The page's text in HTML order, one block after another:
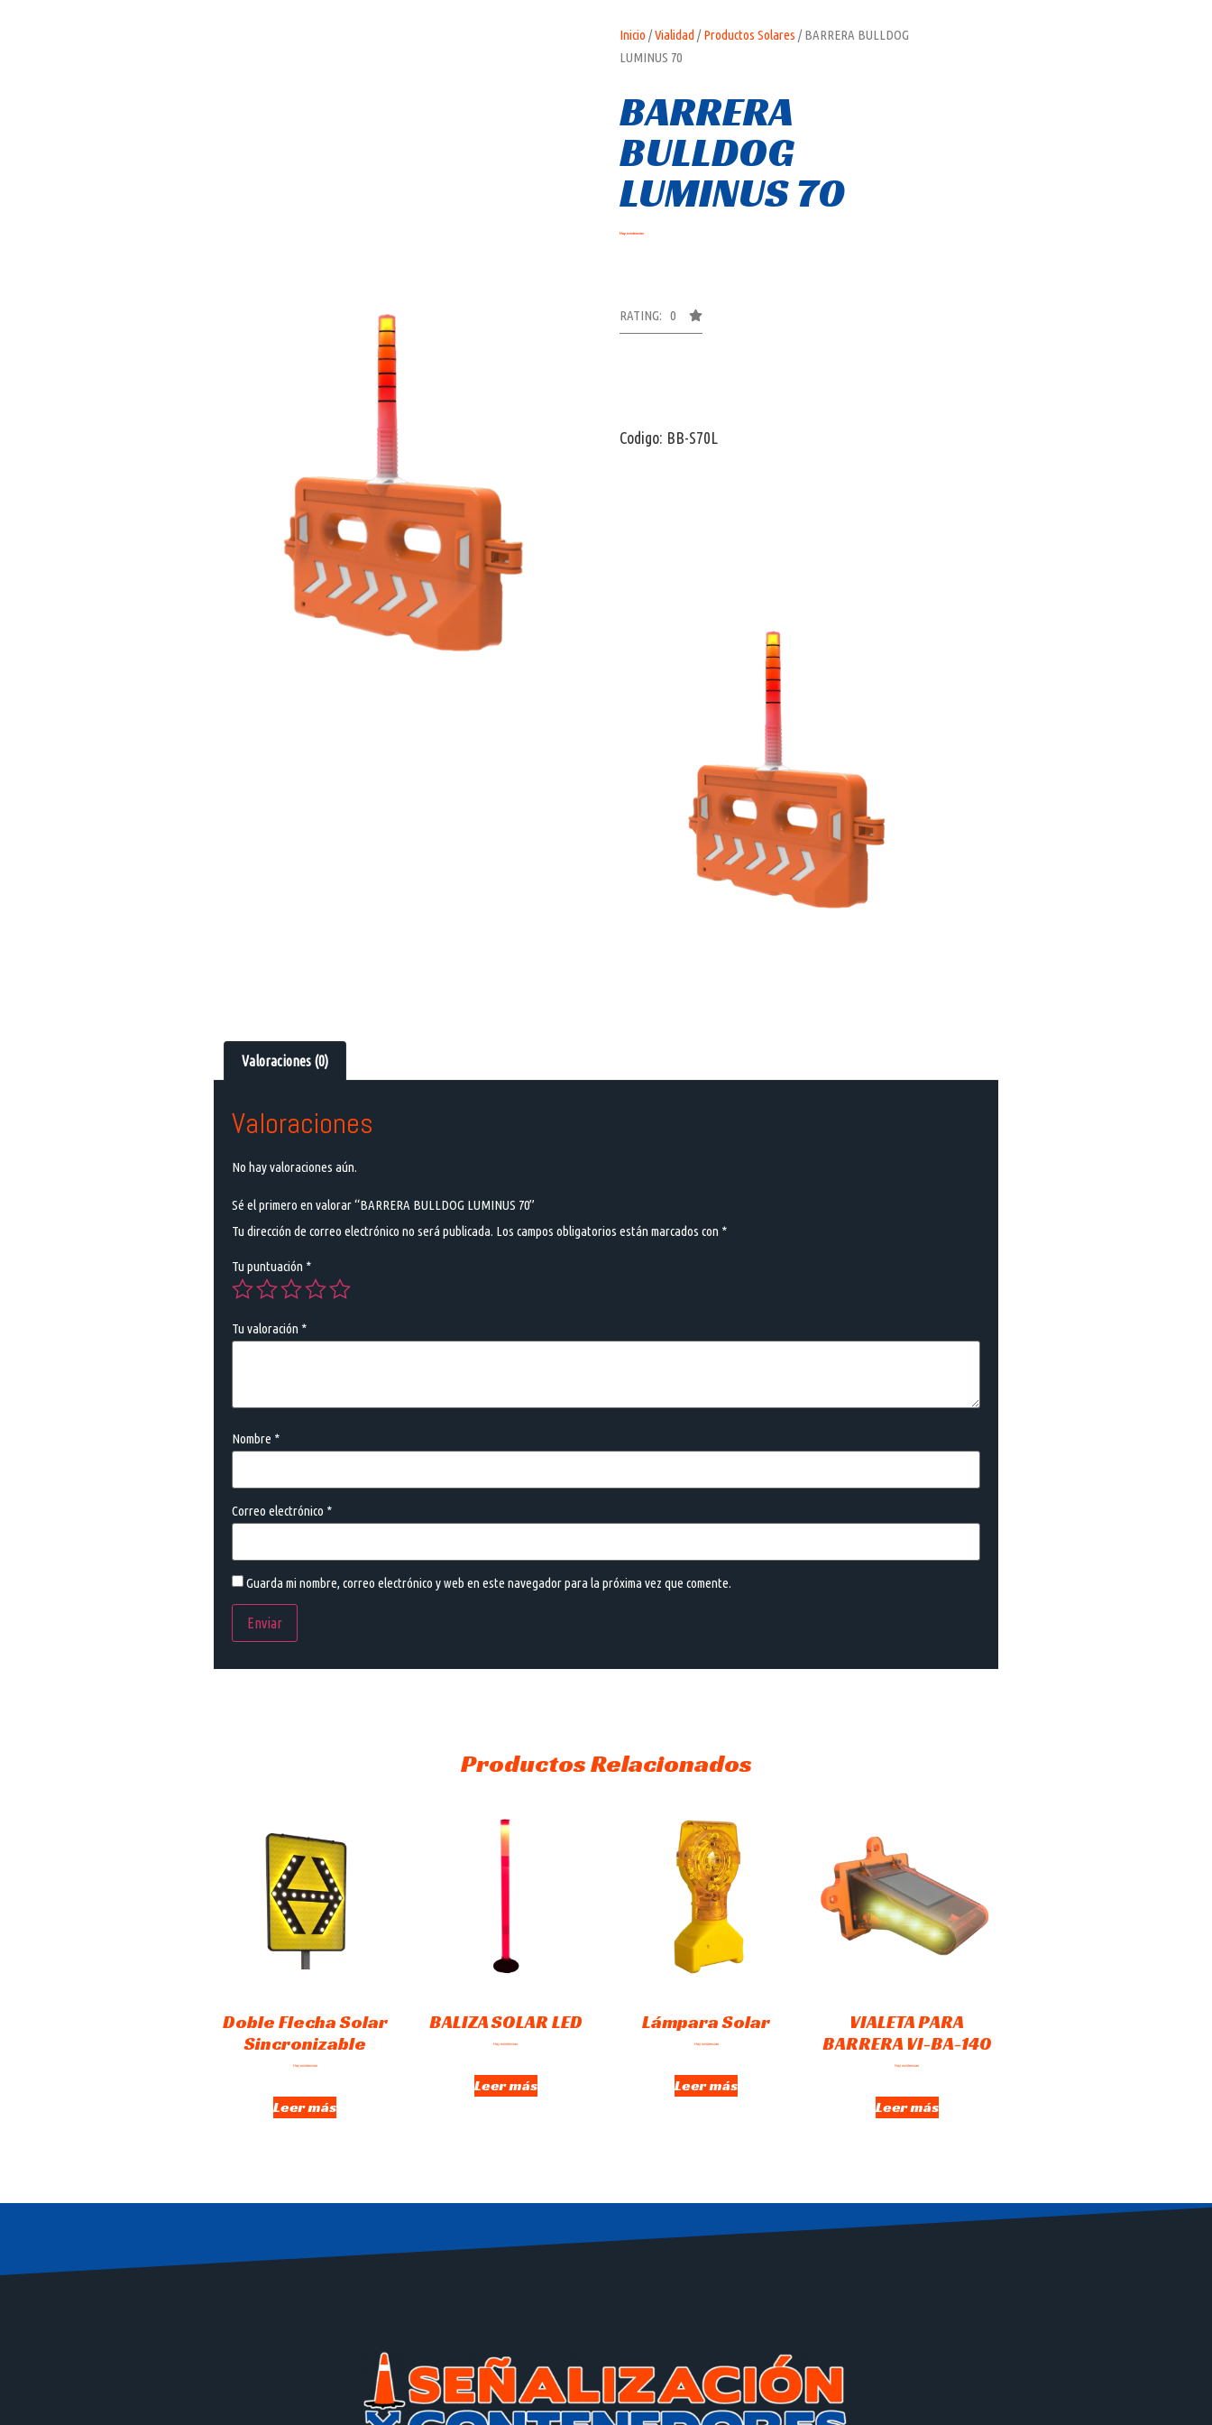
Inicio /Vialidad /Productos Solares / BARRERA BULLDOG
LUMINUS 70
BARRERA
BULLDOG
LUMINUS 70
Hay existencias
RATING: 0
Codigo: BB-S70L
Valoraciones (0)
Valoraciones
No hay valoraciones aún.
Sé el primero en valorar “BARRERA BULLDOG LUMINUS 70”
Tu dirección de correo electrónico no será publicada. Los campos obligatorios están marcados con *
Tu puntuación *
Tu valoración *
Nombre *
Correo electrónico *
Guarda mi nombre, correo electrónico y web en este navegador para la próxima vez que comente.
Productos Relacionados
Doble Flecha Solar
Sincronizable
Hay existencias
Leer más
BALIZA SOLAR LED
Hay existencias
Leer más
Lámpara Solar
Hay existencias
Leer más
VIALETA PARA
BARRERA VI-BA-140
Hay existencias
Leer más